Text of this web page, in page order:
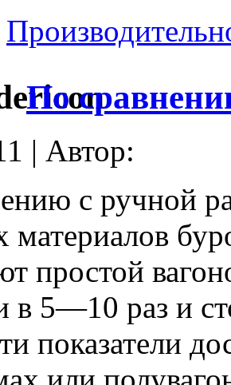
По
| Автор:
с ручной
материалов
простой
в 5—10 раз и
показатели